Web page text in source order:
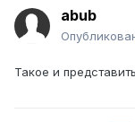
abub
Такое и